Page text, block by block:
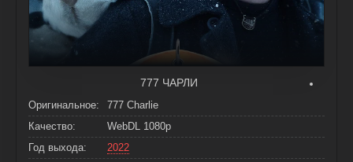
777 ЧАРЛИ
Оригинальное:
777 Charlie
Качество:
WebDL 1080p
Год выхода:
2022